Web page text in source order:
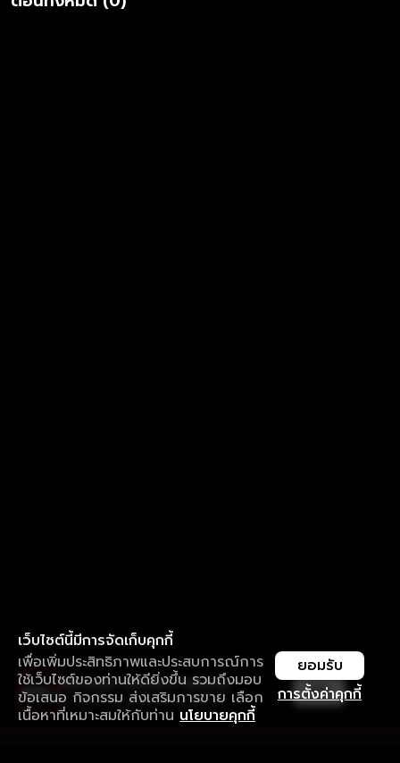
https://www.tiktok.com/@alala.whitefox White Fox Official
เว็บไซต์นี้มีการจัดเก็บคุกกี้
เพื่อเพิ่มประสิทธิภาพและประสบการณ์การ
ใช้เว็บไซต์ของท่านให้ดียิ่งขึ้น รวมถึงมอบ
ข้อเสนอ กิจกรรม ส่งเสริมการขาย เลือก
เนื้อหาที่เหมาะสมให้กับท่าน นโยบายคุกกี้
การตั้งค่าคุกกี้
ยอมรับ
ใช้งานแอป ลื่นไหลกว่า ไม่มีสะดุด
ดาวน์โหลดแอปเพื่อการรับชมที่ดีกว่า เปิด